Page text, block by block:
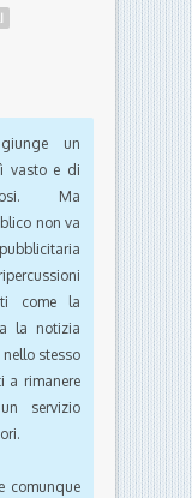
un
vasto e di
Ma
non va
come la
la notizia
stesso
a rimanere
servizio
comunque